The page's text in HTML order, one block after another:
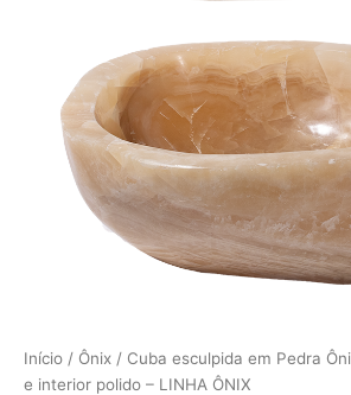
Início / Ônix / Cuba esculpida em Pedra
e interior polido – LINHA ÔNIX